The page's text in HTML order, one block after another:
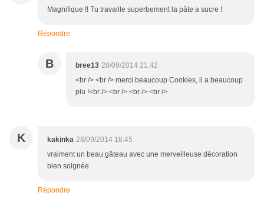
Magnifique !! Tu travaille superbement la pâte a sucre !
Répondre
B bree13 28/09/2014 21:42
<br /> <br /> merci beaucoup Cookies, il a beaucoup
plu !<br /> <br /> <br /> <br />
K kakinka 28/09/2014 18:45
vraiment un beau gâteau avec une merveilleuse décoration
bien soignée.
Répondre